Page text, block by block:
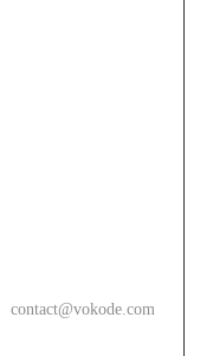
contact@vokode.com